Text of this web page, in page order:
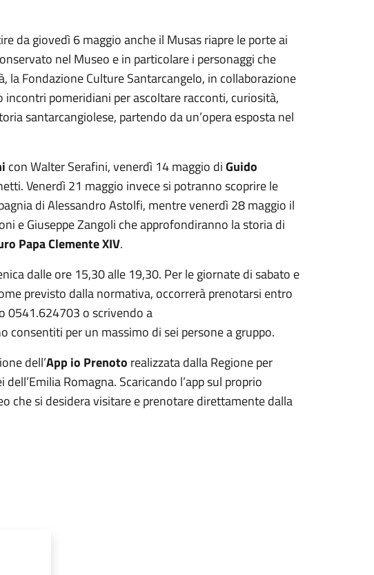
da giovedì 6 maggio anche il Musas riapre le porte ai
nel Museo e in particolare i personaggi che
Fondazione Culture Santarcangelo, in collaborazione
pomeridiani per ascoltare racconti, curiosità,
santarcangiolese, partendo da un’opera esposta nel
con Walter Serafini, venerdì 14 maggio diGuido
Venerdì 21 maggio invece si potranno scoprire le
di Alessandro Astolfi, mentre venerdì 28 maggio il
e Giuseppe Zangoli che approfondiranno la storia di
Papa Clemente XIV.
dalle ore 15,30 alle 19,30. Per le giornate di sabato e
previsto dalla normativa, occorrerà prenotarsi entro
0541.624703 o scrivendo a
consentiti per un massimo di sei persone a gruppo.
dell’App io Prenoto realizzata dalla Regione per
Romagna. Scaricando l’app sul proprio
che si desidera visitare e prenotare direttamente dalla